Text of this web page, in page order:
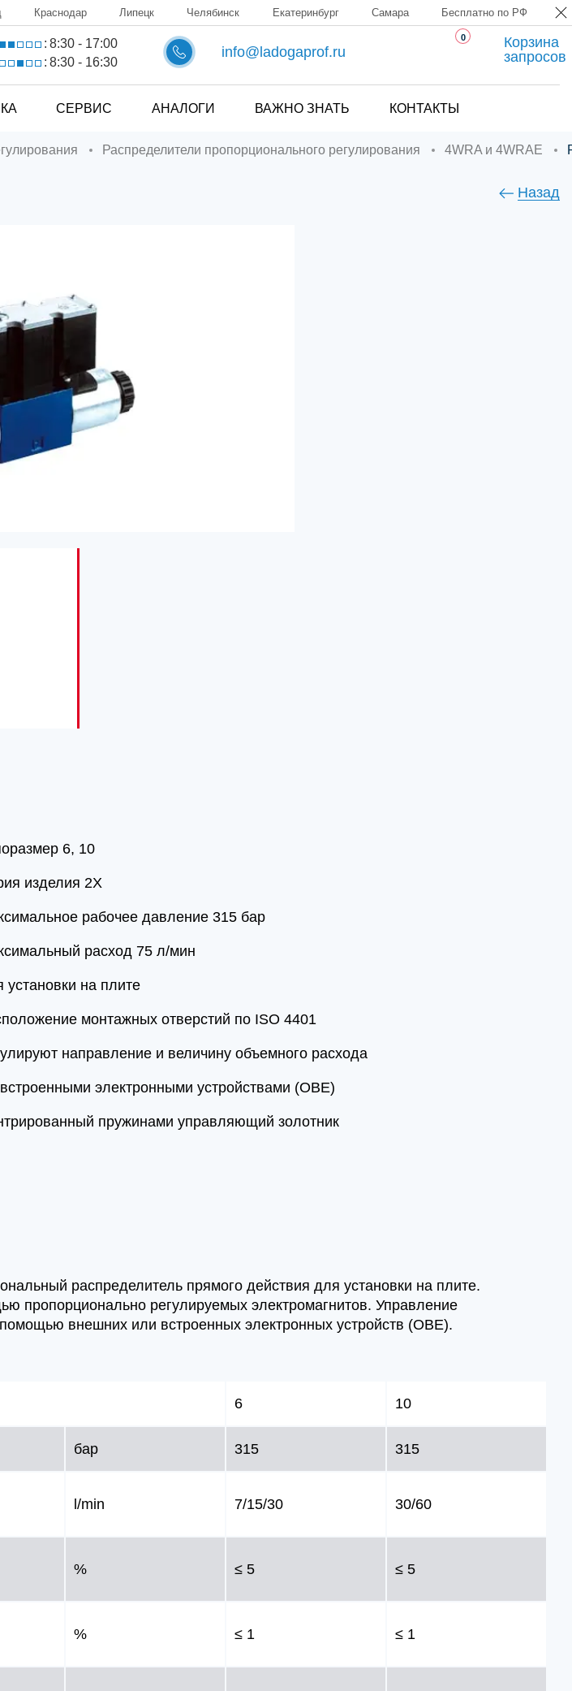
Краснодар Липецк Челябинск Екатеринбург Самара Бесплатно по РФ
: 8:30 - 17:00
: 8:30 - 16:30
info@ladogaprof.ru
0
Корзина
запросов
СЕРВИС АНАЛОГИ ВАЖНО ЗНАТЬ КОНТАКТЫ
Распределители пропорционального регулирования 4WRA и 4WRAE
Назад
6, 10
изделия 2X
рабочее давление 315 бар
расход 75 л/мин
установки на плите
монтажных отверстий по ISO 4401
направление и величину объемного расхода
электронными устройствами (OBE)
пружинами управляющий золотник
распределитель прямого действия для установки на плите.
пропорционально регулируемых электромагнитов. Управление
внешних или встроенных электронных устройств (OBE).
6 10
бар 315 315
l/min 7/15/30 30/60
% ≤ 5 ≤ 5
% ≤ 1 ≤ 1